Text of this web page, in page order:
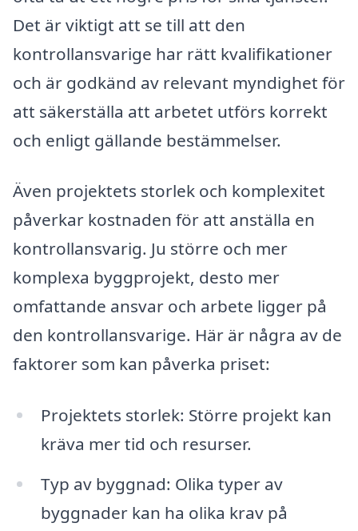
Det är viktigt att se till att den
kontrollansvarige har rätt kvalifikationer
och är godkänd av relevant myndighet för
att säkerställa att arbetet utförs korrekt
och enligt gällande bestämmelser.
Även projektets storlek och komplexitet
påverkar kostnaden för att anställa en
kontrollansvarig. Ju större och mer
komplexa byggprojekt, desto mer
omfattande ansvar och arbete ligger på
den kontrollansvarige. Här är några av de
faktorer som kan påverka priset:
Projektets storlek: Större projekt kan
kräva mer tid och resurser.
Typ av byggnad: Olika typer av
byggnader kan ha olika krav på